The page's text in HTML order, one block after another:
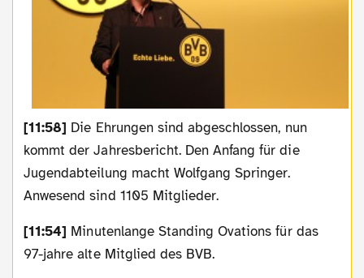
[11:58] Die Ehrungen sind abgeschlossen, nun
kommt der Jahresbericht. Den Anfang für die
Jugendabteilung macht Wolfgang Springer.
Anwesend sind 1105 Mitglieder.
[11:54] Minutenlange Standing Ovations für das
97-jahre alte Mitglied des BVB.